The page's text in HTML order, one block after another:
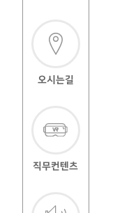
오시는길
직무컨텐츠